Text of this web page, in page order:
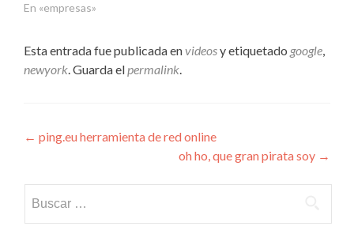
En «empresas»
Esta entrada fue publicada envideosy etiquetado google,
newyork. Guarda elpermalink.
Navegación
entradas
← ping.eu herramienta de red online
oh ho, que gran pirata soy →